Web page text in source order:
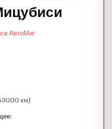
АвтоМиг
км)